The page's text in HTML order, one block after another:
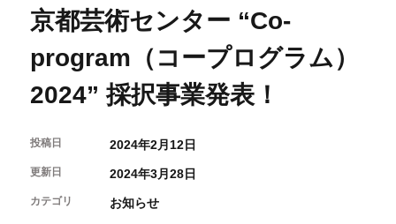
フェは11:00～18:00まで営業
ご利用案内
フロアガイド
図書室・情報コーナー
カフェ・ショップ
イベントに参加する
開催中のイベント
月間スケジュール
これまでのイベント
京都芸術センター “Co-
program（コープログラム）
2024” 採択事業発表！
投稿日 2024年2月12日
更新日 2024年3月28日
カテゴリ お知らせ